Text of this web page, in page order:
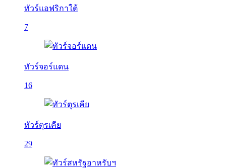
ทัวร์แอฟริกาใต้
7
ทัวร์จอร์แดน
16
ทัวร์ตุรเคีย
29